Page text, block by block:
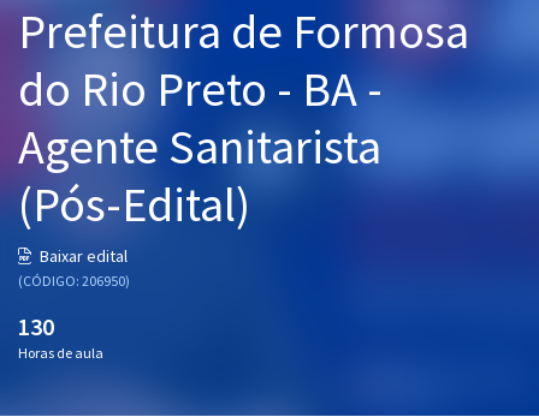
Cursos 20% OFF
Pós
Graduação
OAB
Conteúdo gratuito
Prefeitura de Formosa
do Rio Preto - BA -
Agente Sanitarista
(Pós-Edital)
Baixar edital
(CÓDIGO: 206950)
130
Horas de aula